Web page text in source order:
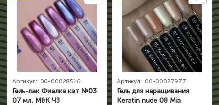
Артикул: 00-00028516
Гель-лак Фиалка кэт №03
07 мл, M&K ЧЗ
Артикул: 00-00027977
Гель для наращивания
Keratin nude 08 Mia